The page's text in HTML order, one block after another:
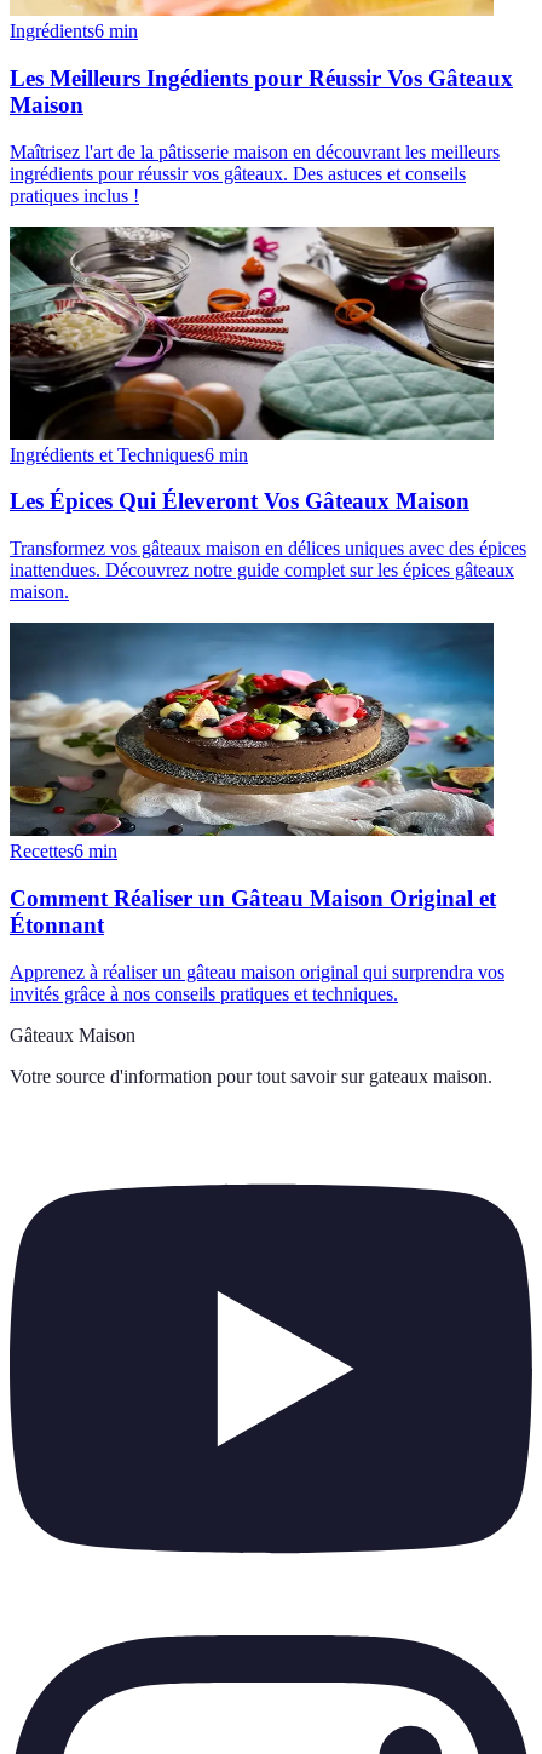
Ingrédients6 min
Les Meilleurs Ingédients pour Réussir Vos Gâteaux
Maison
Maîtrisez l'art de la pâtisserie maison en découvrant les meilleurs
ingrédients pour réussir vos gâteaux. Des astuces et conseils
pratiques inclus !
Ingrédients et Techniques6 min
Les Épices Qui Éleveront Vos Gâteaux Maison
Transformez vos gâteaux maison en délices uniques avec des épices
inattendues. Découvrez notre guide complet sur les épices gâteaux
maison.
Recettes6 min
Comment Réaliser un Gâteau Maison Original et
Étonnant
Apprenez à réaliser un gâteau maison original qui surprendra vos
invités grâce à nos conseils pratiques et techniques.
Gâteaux Maison
Votre source d'information pour tout savoir sur gateaux maison.